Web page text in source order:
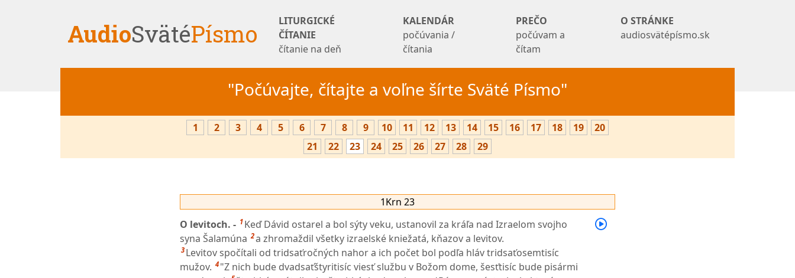
AudioSvätéPísmo
LITURGICKÉ
ČÍTANIE
čítanie na deň
KALENDÁR
počúvania /
čítania
PREČO
počúvam a
čítam
O STRÁNKE
audiosvätépísmo.sk
"Počúvajte, čítajte a voľne šírte Sväté Písmo"
1 2 3 4 5 6 7 8 9 10 11 12 13 14 15 16 17 18 19
20
21
22 23 24 25 26 27 28 29
1Krn 23
O levitoch. - 1 Keď Dávid ostarel a bol sýty veku, ustanovil za kráľa nad Izraelom svojho
syna Šalamúna 2a zhromaždil všetky izraelské kniežatá, kňazov a levitov.
3 Levitov spočítali od tridsaťročných nahor a ich počet bol podľa hláv tridsaťosemtisíc
mužov. 4 "Z nich bude dvadsaťštyritisíc viesť službu v Božom dome, šesťtisíc bude pisármi